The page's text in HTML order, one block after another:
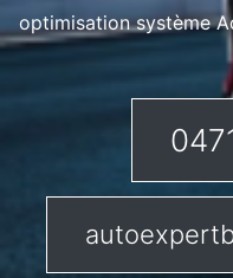
optimisation système